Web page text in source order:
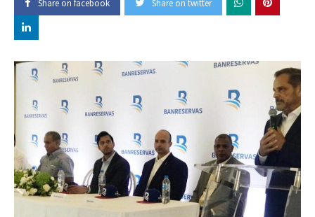
Share on facebook Share on twitter